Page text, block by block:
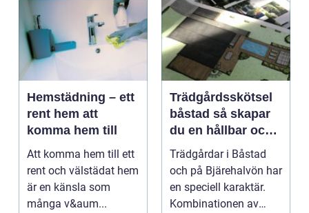
Hemstädning – ett
rent hem att
komma hem till
Att komma hem till ett
rent och välstädat hem
är en känsla som
många v&aum...
Trädgårdsskötsel
båstad så skapar
du en hållbar och
vacker trädgård på
bjäre
Trädgårdar i Båstad
och på Bjärehalvön har
en speciell karaktär.
Kombinationen av